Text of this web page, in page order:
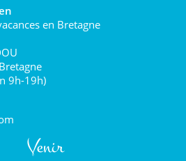
en Bretagne
9h-19h)
Venir